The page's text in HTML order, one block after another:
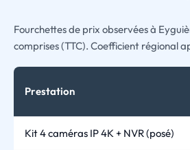
Fourchettes de prix observées à
comprises (TTC). Coefficient régional
Prestation
Kit 4 caméras IP 4K + NVR (posé)